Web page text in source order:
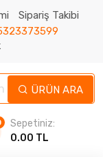
Sipariş Takibi
ÜRÜN ARA
Sepetiniz:
0.00 TL